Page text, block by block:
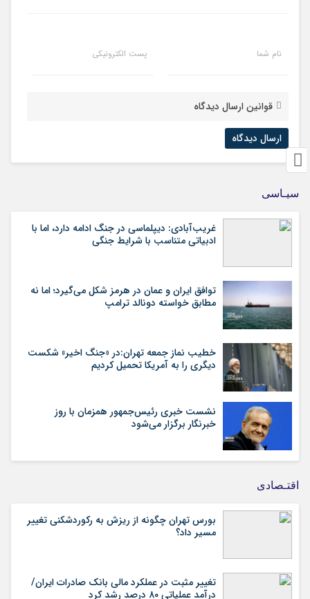
نام شما پست الکترونیکی
قوانین ارسال دیدگاه
سیـاسی
غریب‌آبادی: دیپلماسی در جنگ ادامه دارد، اما با
ادبیاتی متناسب با شرایط جنگی
توافق ایران و عمان در هرمز شکل می‌گیرد؛ اما نه
مطابق خواسته دونالد ترامپ
خطیب نماز جمعه تهران:در «جنگ اخیر» شکست
دیگری را به آمریکا تحمیل کردیم
نشست خبری رئیس‌جمهور همزمان با روز
خبرنگار برگزار می‌شود
اقتـصادی
بورس تهران چگونه از ریزش به رکوردشکنی تغییر
مسیر داد؟
تغییر مثبت در عملکرد مالی بانک صادرات ایران/
درآمد عملیاتی ۸۰ درصد رشد کرد